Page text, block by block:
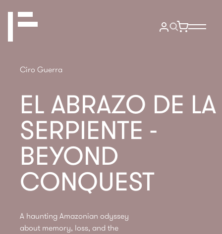
Ciro Guerra
EL ABRAZO DE LA
SERPIENTE -
BEYOND
CONQUEST
A haunting Amazonian odyssey
about memory, loss, and the